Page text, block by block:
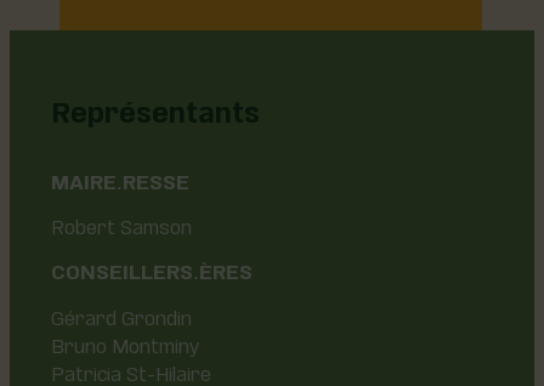
Représentants
MAIRE.RESSE
Robert Samson
CONSEILLERS.ÈRES
Gérard Grondin
Bruno Montminy
Patricia St-Hilaire